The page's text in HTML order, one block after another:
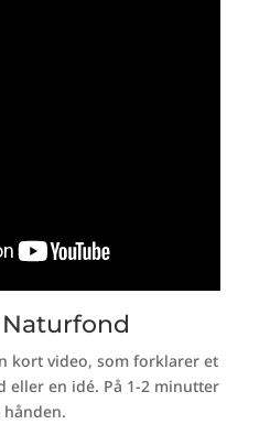
kort video, som forklarer et
eller en idé. På 1-2 minutter